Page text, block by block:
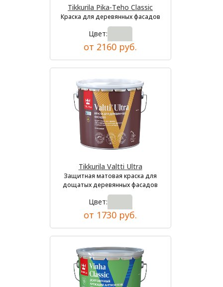
Tikkurila Pika-Teho Classic
Краска для деревянных фасадов
Цвет:
от 2160 руб.
Tikkurila Valtti Ultra
Защитная матовая краска для
дощатых деревянных фасадов
Цвет:
от 1730 руб.